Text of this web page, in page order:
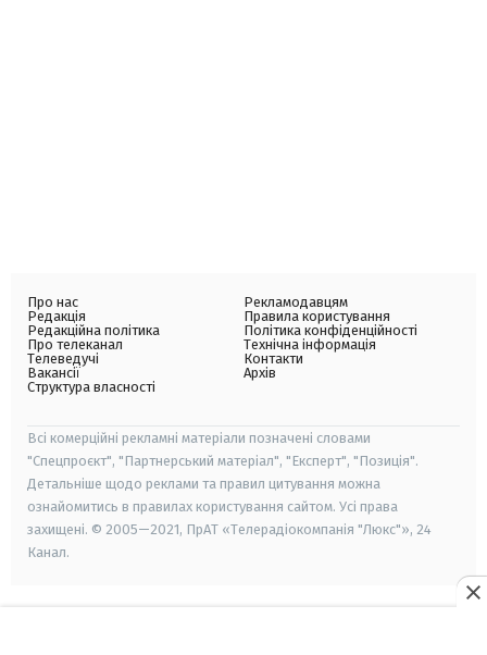
Про нас
Редакція
Редакційна політика
Про телеканал
Телеведучі
Вакансії
Структура власності
Рекламодавцям
Правила користування
Політика конфіденційності
Технічна інформація
Контакти
Архів
Всі комерційні рекламні матеріали позначені словами
"Спецпроєкт", "Партнерський матеріал", "Експерт", "Позиція".
Детальніше щодо реклами та правил цитування можна
ознайомитись в правилах користування сайтом. Усі права
захищені. © 2005—2021, ПрАТ «Телерадіокомпанія "Люкс"», 24
Канал.